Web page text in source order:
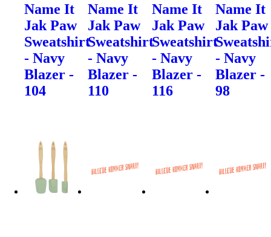
Name It
Jak Paw
Sweatshirt
- Navy
Blazer -
104
Name It
Jak Paw
Sweatshirt
- Navy
Blazer -
110
Name It
Jak Paw
Sweatshirt
- Navy
Blazer -
116
Name It
Jak Paw
- Navy
Blazer -
98